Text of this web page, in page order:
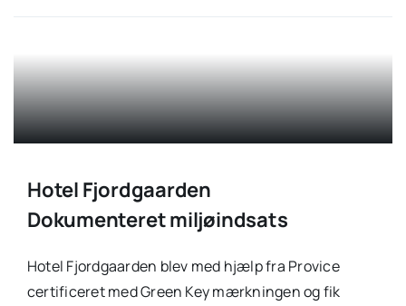
Hotel Fjordgaarden
Dokumenteret miljøindsats
Hotel Fjordgaarden blev med hjælp fra Provice
certificeret med Green Key mærkningen og fik